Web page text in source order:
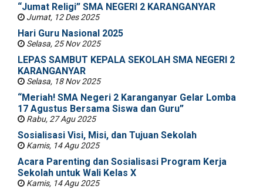
“Jumat Religi” SMA NEGERI 2 KARANGANYAR
Jumat, 12 Des 2025
Hari Guru Nasional 2025
Selasa, 25 Nov 2025
LEPAS SAMBUT KEPALA SEKOLAH SMA NEGERI 2
KARANGANYAR
Selasa, 18 Nov 2025
“Meriah! SMA Negeri 2 Karanganyar Gelar Lomba
17 Agustus Bersama Siswa dan Guru”
Rabu, 27 Agu 2025
Sosialisasi Visi, Misi, dan Tujuan Sekolah
Kamis, 14 Agu 2025
Acara Parenting dan Sosialisasi Program Kerja
Sekolah untuk Wali Kelas X
Kamis, 14 Agu 2025